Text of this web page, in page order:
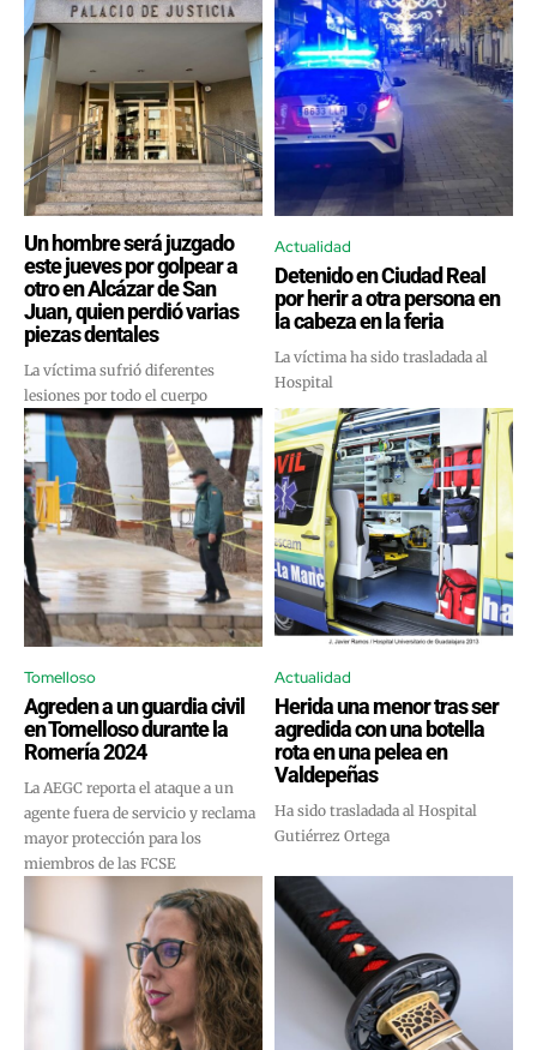
Un hombre será juzgado
este jueves por golpear a
otro en Alcázar de San
Juan, quien perdió varias
piezas dentales
La víctima sufrió diferentes
lesiones por todo el cuerpo
Actualidad
Detenido en Ciudad Real
por herir a otra persona en
la cabeza en la feria
La víctima ha sido trasladada al
Hospital
Tomelloso
Agreden a un guardia civil
en Tomelloso durante la
Romería 2024
La AEGC reporta el ataque a un
agente fuera de servicio y reclama
mayor protección para los
miembros de las FCSE
Actualidad
Herida una menor tras ser
agredida con una botella
rota en una pelea en
Valdepeñas
Ha sido trasladada al Hospital
Gutiérrez Ortega